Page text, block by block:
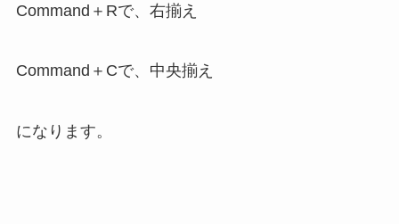
Command＋Rで、右揃え
Command＋Cで、中央揃え
になります。